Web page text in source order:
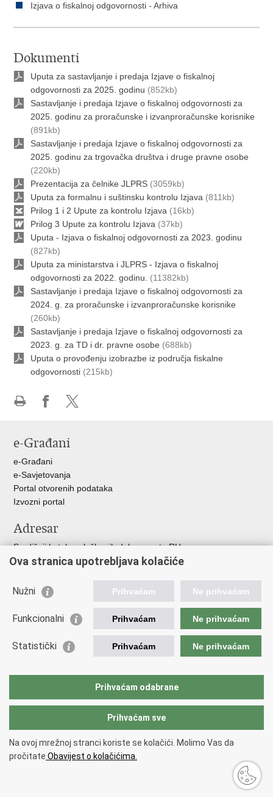
Izjava o fiskalnoj odgovornosti - Arhiva
Dokumenti
Uputa za sastavljanje i predaja Izjave o fiskalnoj
odgovornosti za 2025. godinu (852kb)
Sastavljanje i predaja Izjave o fiskalnoj odgovornosti za
2025. godinu za proračunske i izvanproračunske korisnike
(891kb)
Sastavljanje i predaja Izjave o fiskalnoj odgovornosti za
2025. godinu za trgovačka društva i druge pravne osobe
(220kb)
Prezentacija za čelnike JLPRS (3059kb)
Uputa za formalnu i suštinsku kontrolu Izjava (811kb)
Prilog 1 i 2 Upute za kontrolu Izjava (16kb)
Prilog 3 Upute za kontrolu Izjava (37kb)
Uputa - Izjava o fiskalnoj odgovornosti za 2023. godinu
(827kb)
Uputa za ministarstva i JLPRS - Izjava o fiskalnoj
odgovornosti za 2022. godinu.
(11382kb)
Sastavljanje i predaja Izjave o fiskalnoj odgovornosti za
2024. g. za proračunske i izvanproračunske korisnike
(260kb)
Sastavljanje i predaja Izjave o fiskalnoj odgovornosti za
2023. g. za TD i dr. pravne osobe (688kb)
Uputa o provođenju izobrazbe iz područja fiskalne
odgovornosti (215kb)
Facebooku
X-
e-Građani
e-Građani
e-Savjetovanja
Portal otvorenih podataka
Izvozni portal
Adresar
Središnji katalog službenih dokumenata RH
Adresar tijela javne vlasti
Popis dužnosnika u RH
Korisne poveznice
Hrvatski Sabor
Pučki pravobranitelj
Povratak na vrh
Copyright © 2026 Ministarstvo financija.
Ova stranica upotrebljava kolačiće
Nužni Prihvaćam Ne prihvaćam
Funkcionalni Prihvaćam Ne prihvaćam
Statistički Prihvaćam Ne prihvaćam
Prihvaćam odabrane
Prihvaćam sve
Na ovoj mrežnoj stranci koriste se kolačići. Molimo Vas da
pročitate Obavijest o kolačićima.